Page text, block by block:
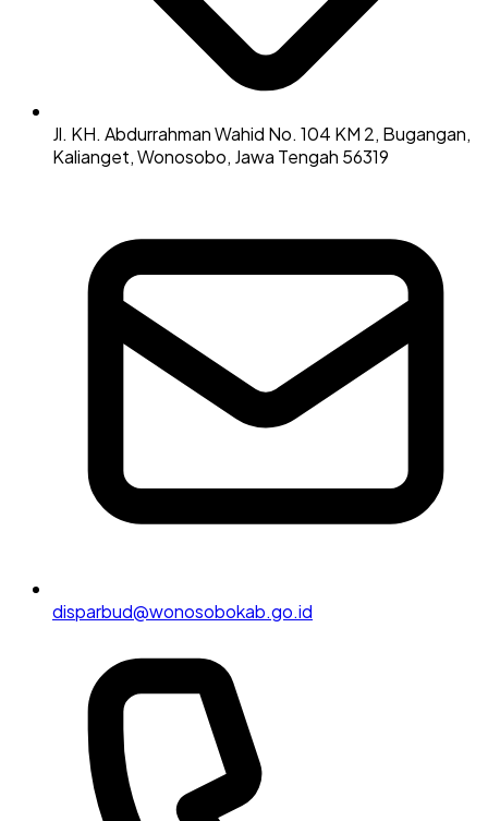
Jl. KH. Abdurrahman Wahid No. 104 KM 2, Bugangan,
Kalianget, Wonosobo, Jawa Tengah 56319
disparbud@wonosobokab.go.id